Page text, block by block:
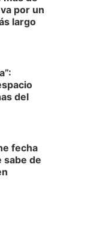
por un
largo
del
fecha
sabe de